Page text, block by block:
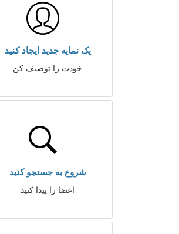
یک نمایه جدید ایجاد کنید
خودت را توصیف کن
شروع به جستجو کنید
اعضا را پیدا کنید